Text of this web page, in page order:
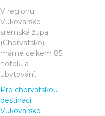
V regionu
Vukovarsko-
sremská župa
(Chorvatsko)
máme celkem 85
hotelů a
ubytování.
Pro chorvatskou
destinaci
Vukovarsko-